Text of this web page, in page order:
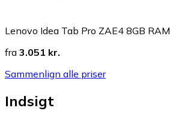
Lenovo Idea Tab Pro ZAE4 8GB
fra 3.051 kr.
Sammenlign alle priser
Indsigt